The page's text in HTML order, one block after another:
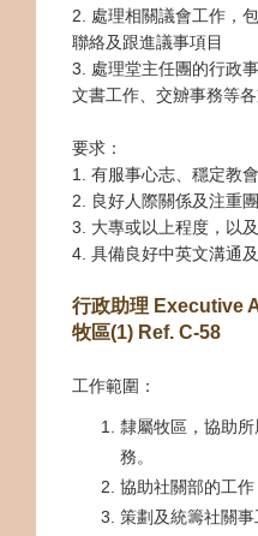
2. 處理相關議會工作，
聯絡及跟進議事項目
3. 處理堂主任團的行政
文書工作、交辧事務等
要求：
1. 有服事心志、穩定教
2. 良好人際關係及注重
3. 大專或以上程度，以
4. 具備良好中英文溝通
行政助理 Executive
牧區(1) Ref. C-58
工作範圍：
隸屬牧區，協助
務。
協助社關部的工作
策劃及統籌社關